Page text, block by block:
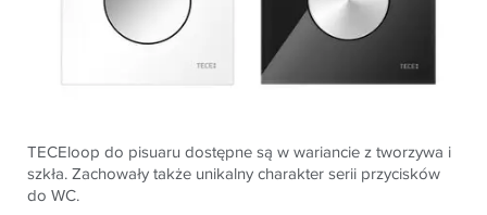
TECEloop do pisuaru dostępne są w wariancie z tworzywa i
szkła. Zachowały także unikalny charakter serii przycisków
do WC.